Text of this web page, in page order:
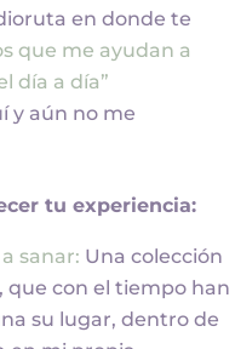
en donde te
que me ayudan a
día a día”
y aún no me
tu experiencia:
sanar: Una colección
que con el tiempo han
su lugar, dentro de